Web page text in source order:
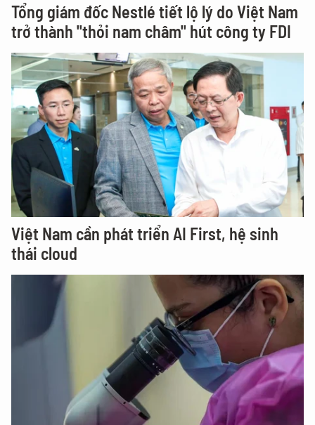
Tổng giám đốc Nestlé tiết lộ lý do Việt Nam
trở thành "thỏi nam châm" hút công ty FDI
Việt Nam cần phát triển AI First, hệ sinh
thái cloud